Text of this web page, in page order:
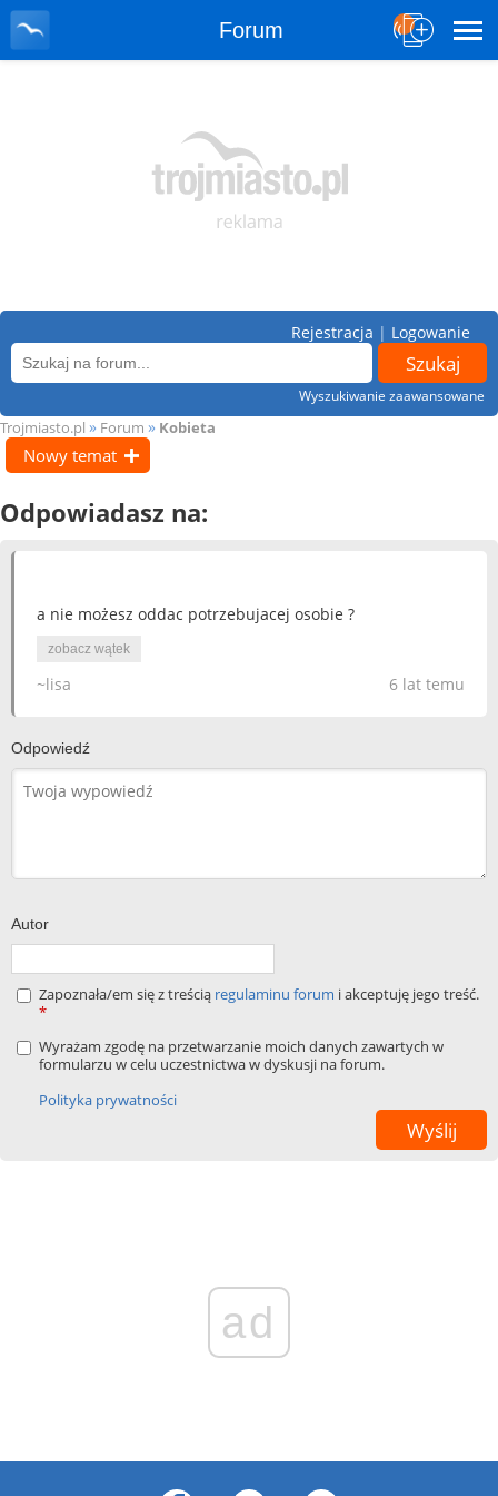
Forum
Wyszukiwanie zaawansowane
Rejestracja | Logowanie
Trojmiasto.pl » Forum » Kobieta
Nowy temat
Odpowiadasz na:
a nie możesz oddac potrzebujacej osobie ?
zobacz wątek
6 lat temu
~lisa
Odpowiedź
Autor
Zapoznała/em się z treścią regulaminu forum i akceptuję jego treść.
*
Wyrażam zgodę na przetwarzanie moich danych zawartych w
formularzu w celu uczestnictwa w dyskusji na forum.
Polityka prywatności
ad